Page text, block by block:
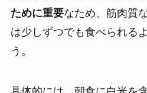
ために重要なため、筋肉質
は少しずつでも食べられる
う。